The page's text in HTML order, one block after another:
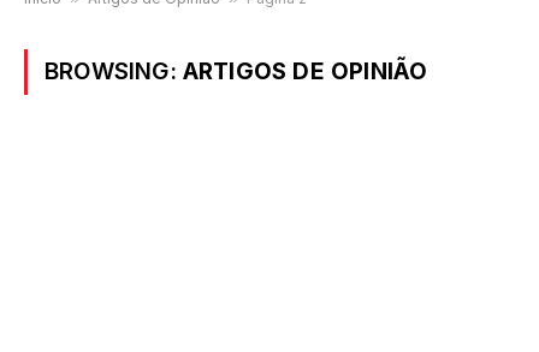
BROWSING: ARTIGOS DE OPINIÃO